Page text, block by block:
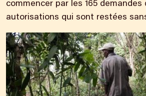
commencer par les 165 demandes
autorisations qui sont restées